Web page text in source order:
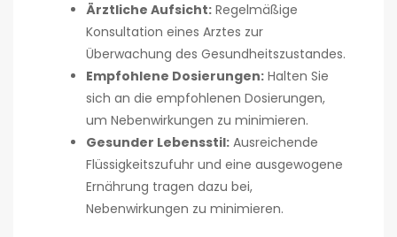
Ärztliche Aufsicht: Regelmäßige
Konsultation eines Arztes zur
Überwachung des Gesundheitszustandes.
Empfohlene Dosierungen: Halten Sie
sich an die empfohlenen Dosierungen,
um Nebenwirkungen zu minimieren.
Gesunder Lebensstil: Ausreichende
Flüssigkeitszufuhr und eine ausgewogene
Ernährung tragen dazu bei,
Nebenwirkungen zu minimieren.